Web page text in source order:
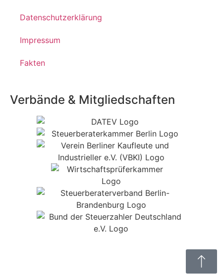
Datenschutzerklärung
Impressum
Fakten
Verbände & Mitgliedschaften